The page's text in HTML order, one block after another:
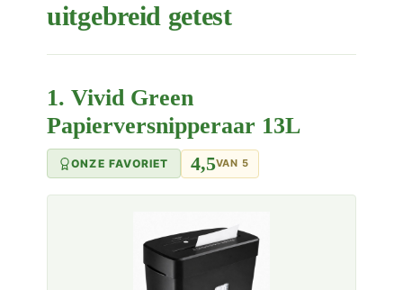
uitgebreid getest
1. Vivid Green
Papierversnipperaar 13L
ONZE FAVORIET 4,5VAN 5